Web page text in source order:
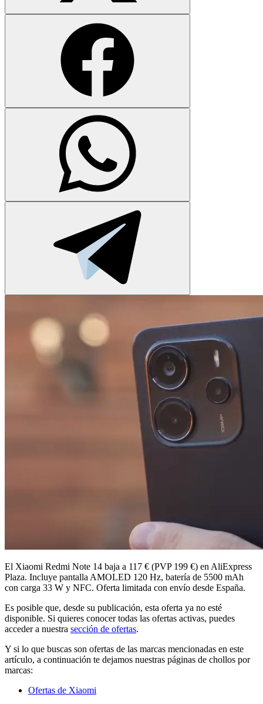
El Xiaomi Redmi Note 14 baja a 117 € (PVP 199 €) en AliExpress
Plaza. Incluye pantalla AMOLED 120 Hz, batería de 5500 mAh
con carga 33 W y NFC. Oferta limitada con envío desde España.
Es posible que, desde su publicación, esta oferta ya no esté
disponible. Si quieres conocer todas las ofertas activas, puedes
acceder a nuestra sección de ofertas.
Y si lo que buscas son ofertas de las marcas mencionadas en este
artículo, a continuación te dejamos nuestras páginas de chollos por
marcas:
Ofertas de Xiaomi